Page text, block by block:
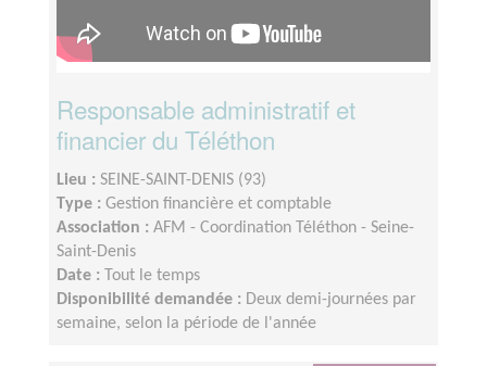
Responsable administratif et
financier du Téléthon
Lieu : SEINE-SAINT-DENIS (93)
Type : Gestion financière et comptable
Association : AFM - Coordination Téléthon - Seine-
Saint-Denis
Date :
Tout le temps
Disponibilité demandée : Deux demi-journées par
semaine, selon la période de l'année